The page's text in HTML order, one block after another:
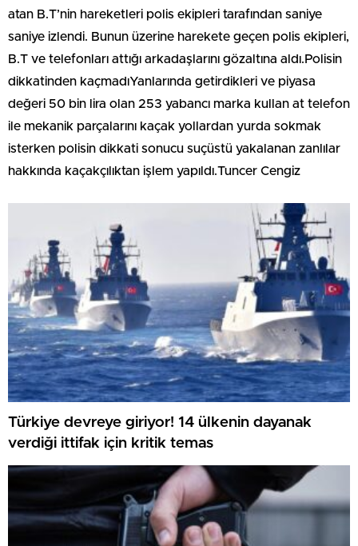
atan B.T’nin hareketleri polis ekipleri tarafından saniye
saniye izlendi. Bunun üzerine harekete geçen polis ekipleri,
B.T ve telefonları attığı arkadaşlarını gözaltına aldı.Polisin
dikkatinden kaçmadıYanlarında getirdikleri ve piyasa
değeri 50 bin lira olan 253 yabancı marka kullan at telefon
ile mekanik parçalarını kaçak yollardan yurda sokmak
isterken polisin dikkati sonucu suçüstü yakalanan zanlılar
hakkında kaçakçılıktan işlem yapıldı.Tuncer Cengiz
Türkiye devreye giriyor! 14 ülkenin dayanak
verdiği ittifak için kritik temas